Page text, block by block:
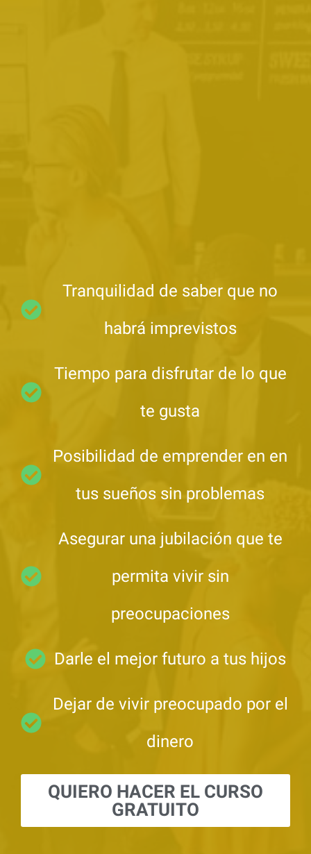
Tranquilidad de saber que no
habrá imprevistos
Tiempo para disfrutar de lo que
te gusta
Posibilidad de emprender en en
tus sueños sin problemas
Asegurar una jubilación que te
permita vivir sin
preocupaciones
Darle el mejor futuro a tus hijos
Dejar de vivir preocupado por el
dinero
QUIERO HACER EL CURSO
GRATUITO